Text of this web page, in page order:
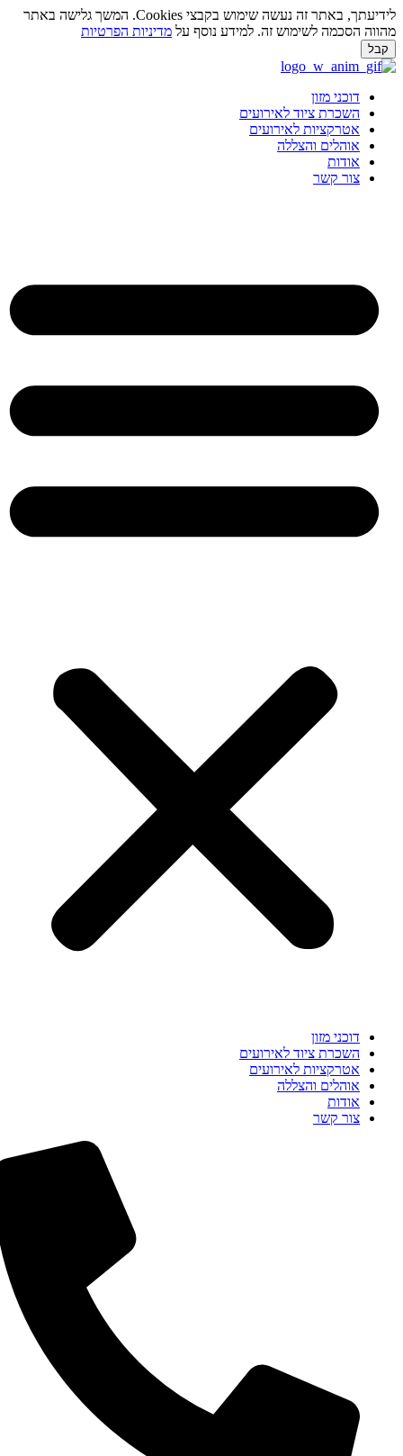
לידיעתך, באתר זה נעשה שימוש בקבצי Cookies. המשך גלישה באתר
מהווה הסכמה לשימוש זה. למידע נוסף עלמדיניות הפרטיות
קבל
דלג
דוכני מזון
השכרת ציוד לאירועים
אטרקציות לאירועים
אוהלים והצללה
אודות
צור קשר
דוכני מזון
השכרת ציוד לאירועים
אטרקציות לאירועים
אוהלים והצללה
אודות
צור קשר